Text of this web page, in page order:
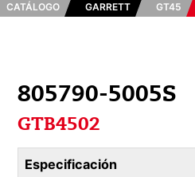
CATÁLOGO GARRETT GT45
805790-5005S
GTB4502
Especificación